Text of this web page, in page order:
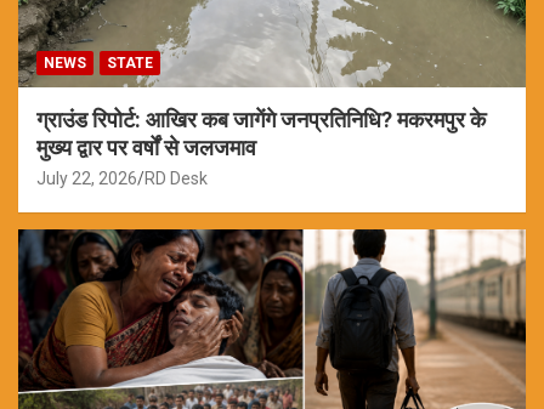
NEWS STATE
ग्राउंड रिपोर्ट: आखिर कब जागेंगे जनप्रतिनिधि? मकरमपुर के
मुख्य द्वार पर वर्षों से जलजमाव
July 22, 2026 RD Desk